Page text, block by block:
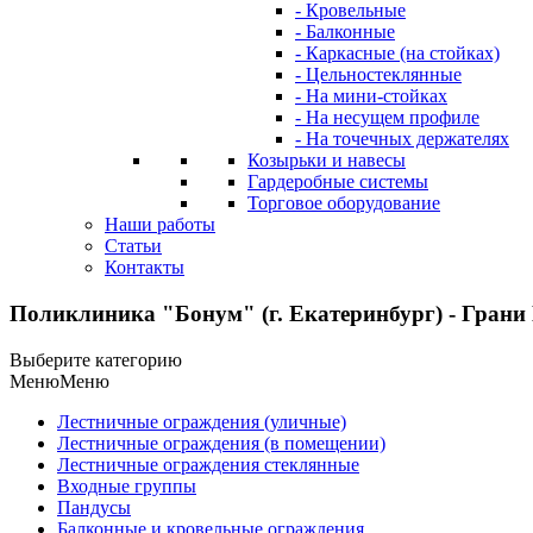
- Кровельные
- Балконные
- Каркасные (на стойках)
- Цельностеклянные
- На мини-стойках
- На несущем профиле
- На точечных держателях
Козырьки и навесы
Гардеробные системы
Торговое оборудование
Наши работы
Статьи
Контакты
Поликлиника "Бонум" (г. Екатеринбург) - Грани
Выберите категорию
МенюМеню
Лестничные ограждения (уличные)
Лестничные ограждения (в помещении)
Лестничные ограждения стеклянные
Входные группы
Пандусы
Балконные и кровельные ограждения